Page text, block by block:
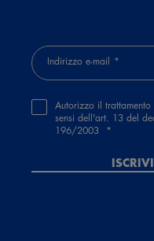
Indirizzo e-mail
Autorizzo il
sensi dell'art. 13 del
196/2003